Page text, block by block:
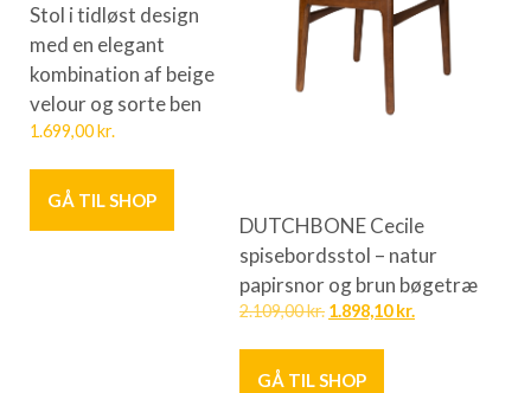
Stol i tidløst design
med en elegant
kombination af beige
velour og sorte ben
1.699,00kr.
GÅ TIL SHOP
DUTCHBONE Cecile
spisebordsstol – natur
papirsnor og brun bøgetræ
2.109,00kr. 1.898,10kr.
GÅ TIL SHOP